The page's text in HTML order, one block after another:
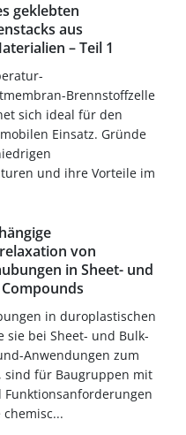
geklebten
aus
– Teil 1
Brennstoffzelle
sich ideal für den
Einsatz. Gründe
und ihre Vorteile im
von
in Sheet- und
in duroplastischen
sie bei Sheet- und Bulk-
Anwendungen zum
sind für Baugruppen mit
Funktionsanforderungen